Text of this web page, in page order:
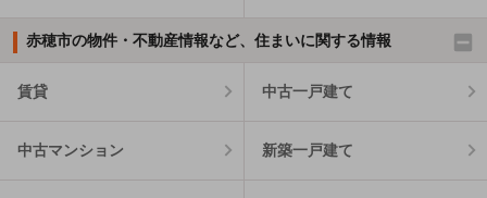
赤穂市の物件・不動産情報など、住まいに関する情報
賃貸 中古一戸建て
中古マンション 新築一戸建て